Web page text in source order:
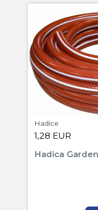
Hadice
1,28 EUR
Hadica